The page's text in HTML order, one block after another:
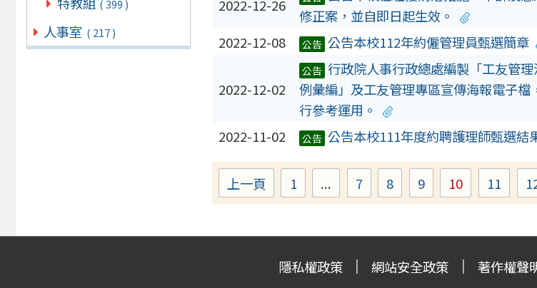
( 399 )
人事室 ( 217 )
2022-12-26
修正案，並自即日起生效。
2022-12-08 公告 公告本校112年約僱管理員甄選簡章
2022-12-02
公告 行政院人事行政總處編製「工友管
例彙編」及工友管理專區宣傳海報電子檔
行參考運用。
2022-11-02 公告 公告本校111年度約聘護理師甄選結
上一頁 Page
1 ... Page
7 Page
8 Page
9 Page
10 Page
11
隱私權政策 網站安全政策 著作權聲